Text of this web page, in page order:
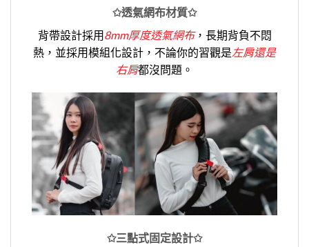
✩透氣網布材質✩
背帶設計採用8mm厚度透氣網布，長期背負不悶
熱，並採用模組化設計，不論你的習觀是左肩還是
右肩都沒問題。
✩三點式固定設計✩